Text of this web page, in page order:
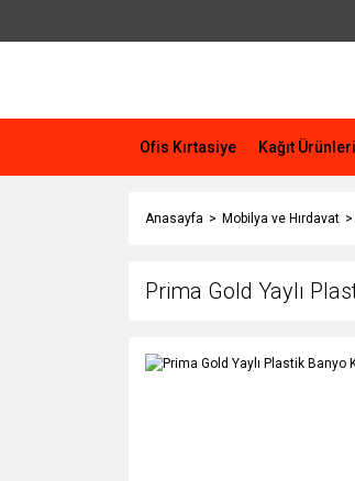
Ofis Kırtasiye Kağıt Ürünleri
Anasayfa Mobilya ve Hırdavat
Prima Gold Yaylı